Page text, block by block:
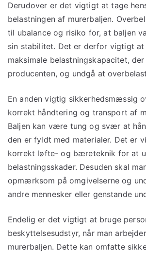
Derudover er det vigtigt at tage
belastningen af murerbaljen.
til ubalance og risiko for, at baljen
sin stabilitet. Det er derfor vigtigt at
maksimale belastningskapacitet,
producenten, og undgå at
En anden vigtig sikkerhedsmæssig
korrekt håndtering og transport af
Baljen kan være tung og svær at
den er fyldt med materialer. Det er
korrekt løfte- og bæreteknik for at
belastningsskader. Desuden skal
opmærksom på omgivelserne og
andre mennesker eller genstande
Endelig er det vigtigt at bruge
beskyttelsesudstyr, når man
murerbaljen. Dette kan omfatte